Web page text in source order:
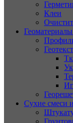
Клеи
Сухие смеси